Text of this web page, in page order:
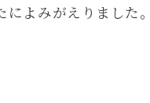
よみがえりました。